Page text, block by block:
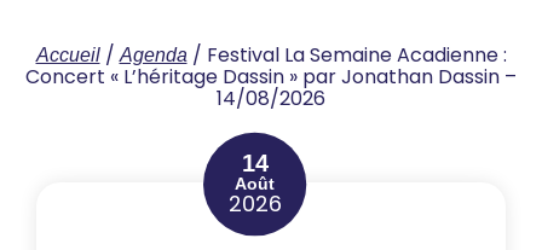
Accueil/Agenda/ Festival La Semaine Acadienne :
Concert « L’héritage Dassin » par Jonathan Dassin –
14/08/2026
14
Août
2026